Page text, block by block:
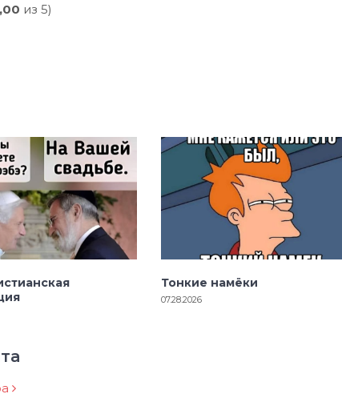
из 5)
Тонкие намёки
07.28.2026